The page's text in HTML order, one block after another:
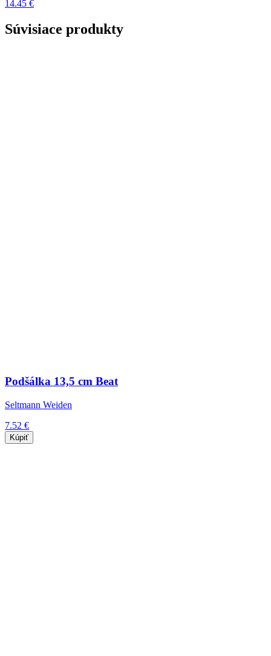
14.45 €
Súvisiace produkty
Podšálka 13,5 cm Beat
Seltmann Weiden
7.52 €
Kúpiť